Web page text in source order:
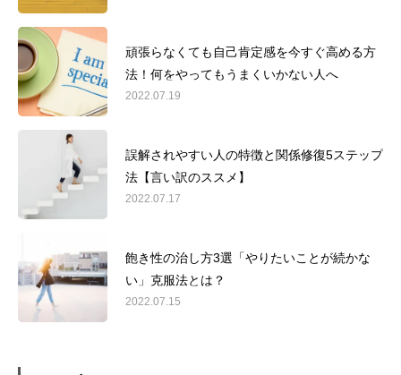
頑張らなくても自己肯定感を今すぐ高める方
法！何をやってもうまくいかない人へ
2022.07.19
誤解されやすい人の特徴と関係修復5ステップ
法【言い訳のススメ】
2022.07.17
飽き性の治し方3選「やりたいことが続かな
い」克服法とは？
2022.07.15